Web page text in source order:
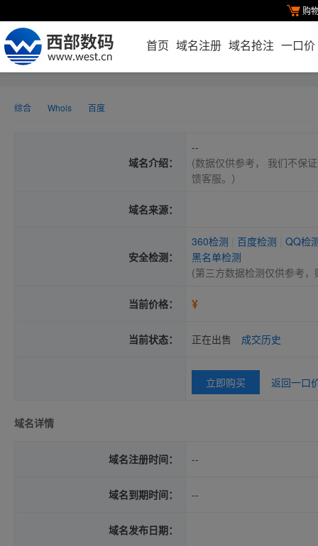
购
首页 域名注册 域名抢注 一口价
综合 Whois 百度
域名介绍：
--
(数据仅供参考， 我们不保
馈客服。）
域名来源：
安全检测：
360检测 百度检测
QQ检
黑名单检测
(第三方数据检测仅供参考
当前价格： ¥
当前状态： 正在出售 成交历史
立即购买 返回一口
域名详情
域名注册时间： --
域名到期时间： --
域名发布日期：